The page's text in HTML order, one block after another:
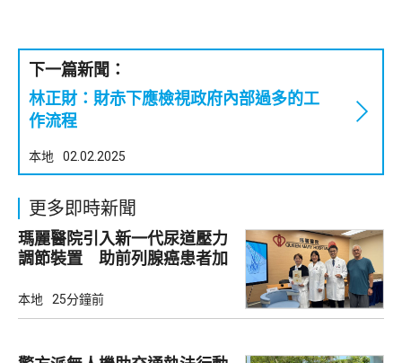
下一篇新聞：
林正財：財赤下應檢視政府內部過多的工
作流程
本地 02.02.2025
更多即時新聞
瑪麗醫院引入新一代尿道壓力
調節裝置 助前列腺癌患者加
本地 25分鐘前